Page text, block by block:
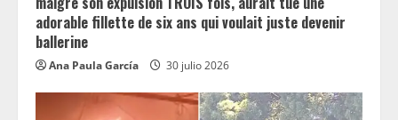
adorable fillette de six ans qui voulait juste devenir
ballerine
Ana Paula García 30 julio 2026